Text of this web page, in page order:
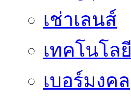
เช่าเลนส์
เทคโนโลยี
เบอร์มงคล